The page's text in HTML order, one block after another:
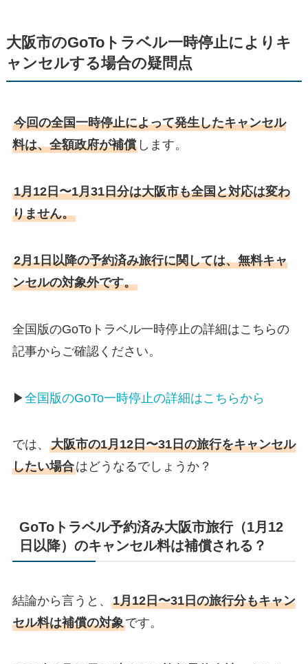
大阪市のGoToトラベル一時停止によりキ
ャンセルする場合の疑問点
今回の全国一時停止によって発生したキャンセル
料は、全額政府が補償します。
1月12日〜1月31日分は大阪市も全国と対応は変わ
りません。
2月1日以降の予約済み旅行に関しては、無料キャ
ンセルの対象外です。
全国版のGoToトラベル一時停止の詳細はこちらの
記事からご確認ください。
▶︎全国版のGoTo一時停止の詳細はこちらから
では、 大阪市の1月12日〜31日の旅行をキャンセル
したい場合はどうなるでしょうか？
GoToトラベル予約済み大阪市旅行（1月12
日以降）のキャンセル料は補償される？
結論から言うと、 1月12日〜31日の旅行分もキャン
セル料は補償の対象です。